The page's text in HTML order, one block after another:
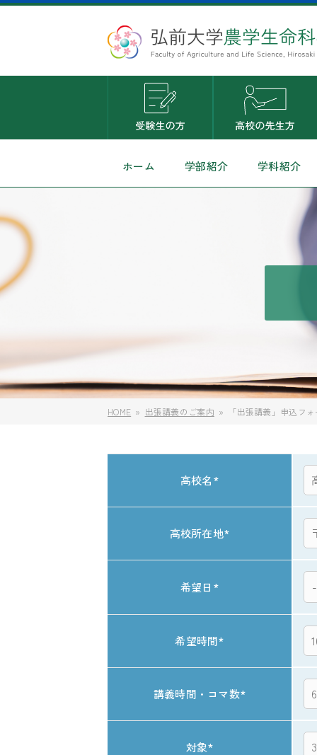
ホーム 学部紹介 学科紹介
HOME 出張講義のご案内 「出張講義」申込フ
高校名*
高校所在地*
希望日 *
希望時間*
講義時間・コマ数*
対象*